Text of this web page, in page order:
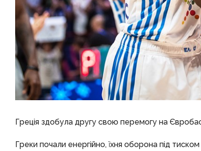
Греція здобула другу свою перемогу на
Греки почали енергійно, їхня оборона під